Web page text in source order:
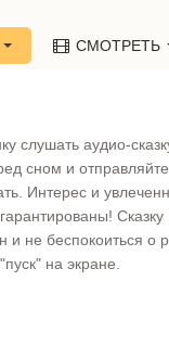
СМОТРЕТЬ
слушать аудио-
сном и
Интерес и
и не беспокоиться о
на экране.